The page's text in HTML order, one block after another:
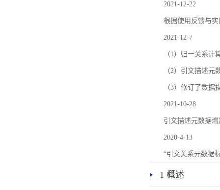
2021-12-22
根据使用反馈与
2021-12-7
（1）归一关系
（2）引文描述元
（3）修订了数据
2021-10-28
引文描述元数据增
2020-4-13
“引文关系元数据
1 概述